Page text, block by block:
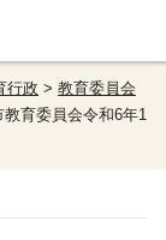
行政 > 教育委員会
教育委員会令和6年1